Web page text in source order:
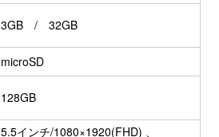
3GB / 32GB
microSD
128GB
5.5インチ/1080×1920(FHD) 、